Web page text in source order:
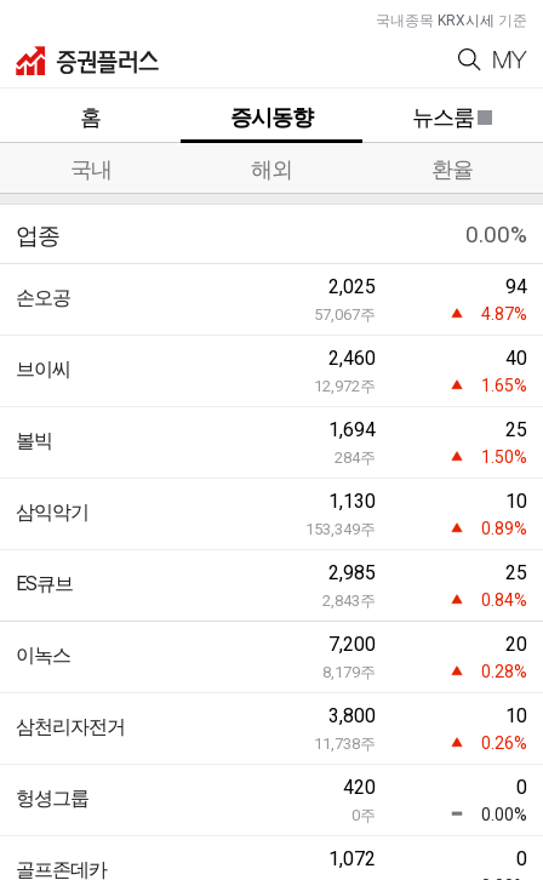
국내종목 KRX시세 기준
홈 증시동향 뉴스룸
국내 해외 환율
업종 0.00%
손오공 2,025
57,067주
94
4.87%
브이씨 2,460
12,972주
40
1.65%
볼빅 1,694
284주
25
1.50%
삼익악기 1,130
153,349주
10
0.89%
ES큐브 2,985
2,843주
25
0.84%
이녹스 7,200
8,179주
20
0.28%
삼천리자전거 3,800
11,738주
10
0.26%
헝셩그룹 420
0주
0
0.00%
골프존데카 1,072 0